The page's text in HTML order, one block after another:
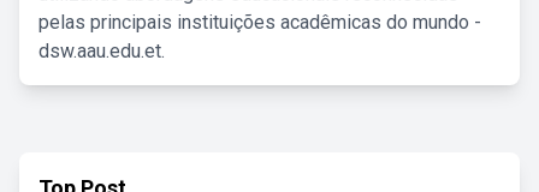
pelas principais instituições acadêmicas do mundo -
dsw.aau.edu.et.